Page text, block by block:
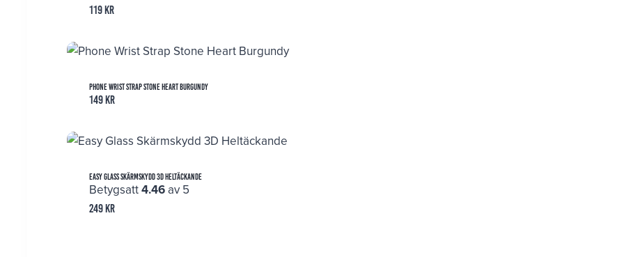
119kr
Phone Wrist Strap Stone Heart Burgundy
149kr
Easy Glass Skärmskydd 3D Heltäckande
Betygsatt4.46 av 5
249kr